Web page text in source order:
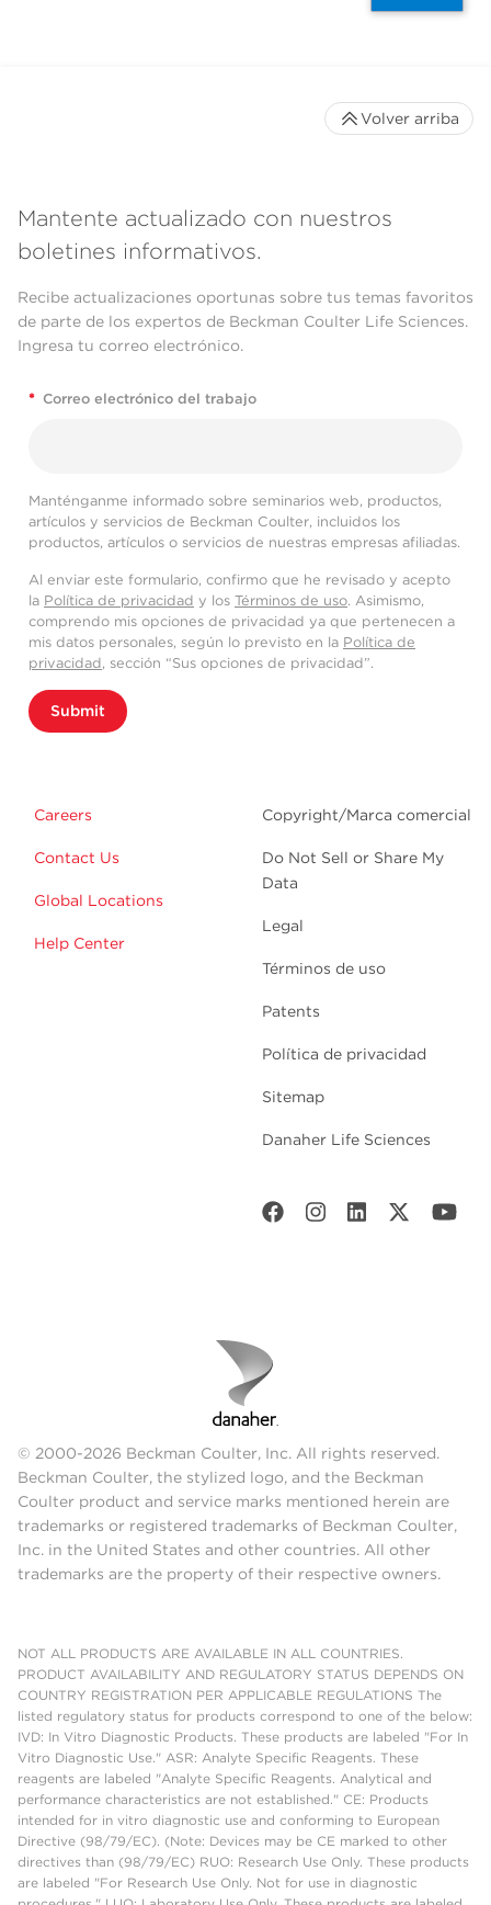
Mantente actualizado con nuestros
boletines informativos.
Recibe actualizaciones oportunas sobre tus temas favoritos
de parte de los expertos de Beckman Coulter Life Sciences.
Ingresa tu correo electrónico.
* Correo electrónico del trabajo
Manténganme informado sobre seminarios web, productos,
artículos y servicios de Beckman Coulter, incluidos los
productos, artículos o servicios de nuestras empresas afiliadas.
Al enviar este formulario, confirmo que he revisado y acepto
la Política de privacidad y los Términos de uso. Asimismo,
comprendo mis opciones de privacidad ya que pertenecen a
mis datos personales, según lo previsto en la Política de
privacidad, sección “Sus opciones de privacidad”.
Submit
Careers
Contact Us
Global Locations
Help Center
Copyright/Marca comercial
Do Not Sell or Share My
Data
Legal
Términos de uso
Patents
Política de privacidad
Sitemap
Danaher Life Sciences
Volver arriba
© 2000-2026 Beckman Coulter, Inc. All rights reserved.
Beckman Coulter, the stylized logo, and the Beckman
Coulter product and service marks mentioned herein are
trademarks or registered trademarks of Beckman Coulter,
Inc. in the United States and other countries. All other
trademarks are the property of their respective owners.
NOT ALL PRODUCTS ARE AVAILABLE IN ALL COUNTRIES.
PRODUCT AVAILABILITY AND REGULATORY STATUS DEPENDS ON
COUNTRY REGISTRATION PER APPLICABLE REGULATIONS The
listed regulatory status for products correspond to one of the below:
IVD: In Vitro Diagnostic Products. These products are labeled "For In
Vitro Diagnostic Use." ASR: Analyte Specific Reagents. These
reagents are labeled "Analyte Specific Reagents. Analytical and
performance characteristics are not established." CE: Products
intended for in vitro diagnostic use and conforming to European
Directive (98/79/EC). (Note: Devices may be CE marked to other
directives than (98/79/EC) RUO: Research Use Only. These products
are labeled "For Research Use Only. Not for use in diagnostic